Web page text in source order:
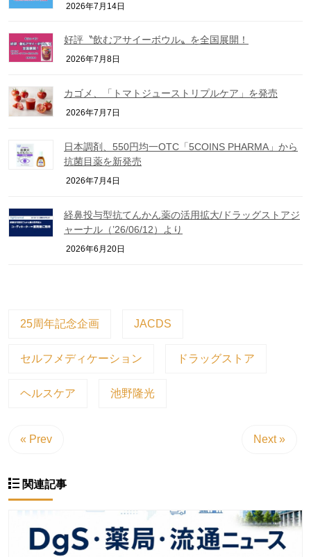
2026年7月14日
好評〝飲むアサイーボウル〟を全国展開！
2026年7月8日
カゴメ、「トマトジューストリプルケア」を発売
2026年7月7日
日本調剤、550円均一OTC「5COINS PHARMA」から
抗菌目薬を新発売
2026年7月4日
経鼻投与型抗てんかん薬の活用拡大/ドラッグストアジ
ャーナル（’26/06/12）より
2026年6月20日
25周年記念企画 JACDS
セルフメディケーション ドラッグストア
ヘルスケア 池野隆光
« Prev Next »
関連記事